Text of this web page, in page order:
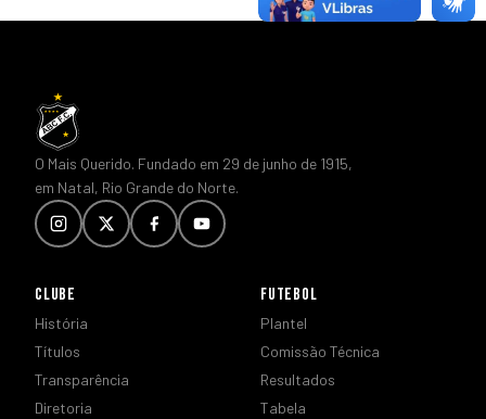
O Mais Querido. Fundado em 29 de junho de 1915,
em Natal, Rio Grande do Norte.
CLUBE
História
Títulos
Transparência
Diretoria
FUTEBOL
Plantel
Comissão Técnica
Resultados
Tabela